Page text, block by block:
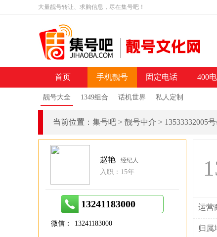
大量靓号转让、求购信息，尽在集号吧！
首页 手机靓号
靓号大全 1349组合 话机世界 私人定制
固定电话 400
当前位置： 集号吧 > 靓号中介 > 13533332005
运营
归属
赵艳 经纪人
入职：15年
13241183000
微信： 13241183000